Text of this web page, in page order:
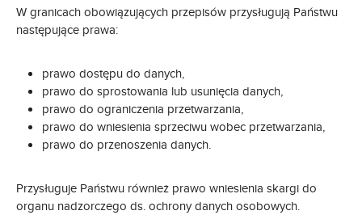
W granicach obowiązujących przepisów przysługują Państwu
następujące prawa:
prawo dostępu do danych,
prawo do sprostowania lub usunięcia danych,
prawo do ograniczenia przetwarzania,
prawo do wniesienia sprzeciwu wobec przetwarzania,
prawo do przenoszenia danych.
Przysługuje Państwu również prawo wniesienia skargi do
organu nadzorczego ds. ochrony danych osobowych.